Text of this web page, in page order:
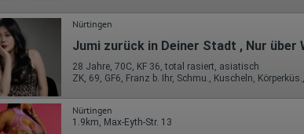
Nürtingen
Jumi zurück in Deiner Stadt , Nur über
28 Jahre, 70C, KF 36, total rasiert, asiatisch
ZK, 69, GF6, Franz b. Ihr, Schmu., Kuscheln,
Nürtingen
1.9km, Max-Eyth-Str. 13